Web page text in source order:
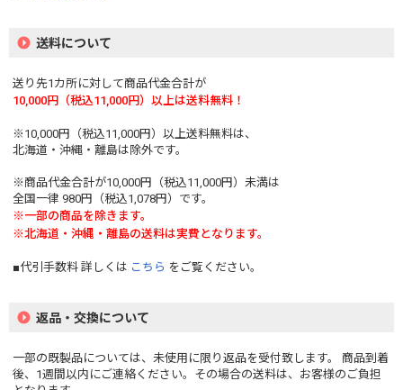
送料について
送り先1カ所に対して商品代金合計が
10,000円（税込11,000円）以上は送料無料！
※10,000円（税込11,000円）以上送料無料は、
北海道・沖縄・離島は除外です。
※商品代金合計が10,000円（税込11,000円）未満は
全国一律 980円（税込1,078円）です。
※一部の商品を除きます。
※北海道・沖縄・離島の送料は実費となります。
■代引手数料 詳しくは こちら をご覧ください。
返品・交換について
一部の既製品については、未使用に限り返品を受付致します。 商品到着
後、1週間以内にご連絡ください。その場合の送料は、お客様のご負担